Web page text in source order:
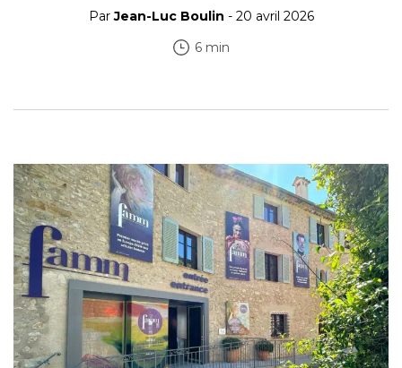
ParJean-Luc Boulin - 20 avril 2026
6 min